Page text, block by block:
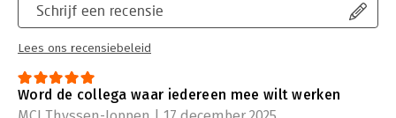
Schrijf een recensie
Lees ons recensiebeleid
Word de collega waar iedereen mee wilt werken